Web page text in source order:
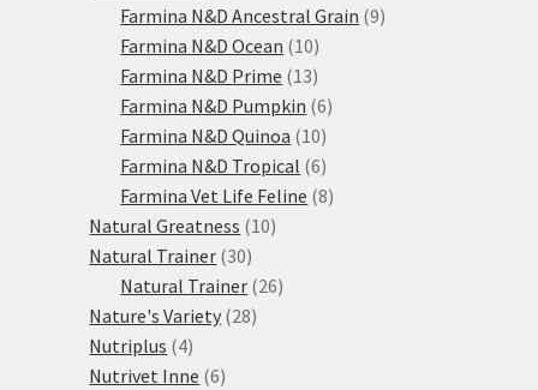
produktů
Farmina N&D Ancestral Grain 99
Farmina N&D Ocean 1010
produktů
Farmina N&D Prime 1313
produktů
Farmina N&D Pumpkin 66
Farmina N&D Quinoa 1010
produktů
Farmina N&D Tropical 66
produktů
Farmina Vet Life Feline 88
Natural Greatness 1010
Natural Trainer 3030
produktů
Natural Trainer 2626
Nature's Variety 2828
Nutriplus 44
produkty
Nutrivet Inne 66